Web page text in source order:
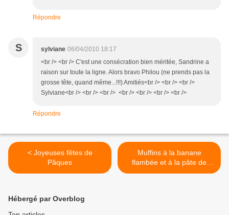
Répondre
S sylviane 06/04/2010 18:17
<br /> <br /> C'est une consécration bien méritée, Sandrine a
raison sur toute la ligne. Alors bravo Philou (ne prends pas la
grosse tête, quand même...!!!) Amitiés<br /> <br /> <br />
Sylviane<br /> <br /> <br /> <br /> <br /> <br /> <br />
Répondre
< Joyeuses fêtes de
Pâques
Muffins à la banane
flambée et à la pâte de
goyave >
Hébergé par Overblog